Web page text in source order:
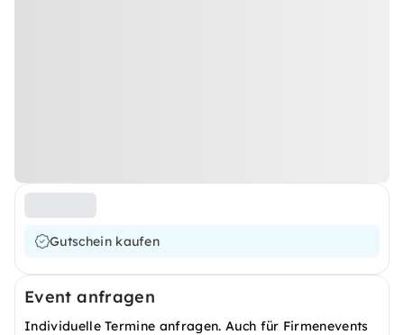
Gutschein kaufen
Event anfragen
Individuelle Termine anfragen. Auch für Firmenevents